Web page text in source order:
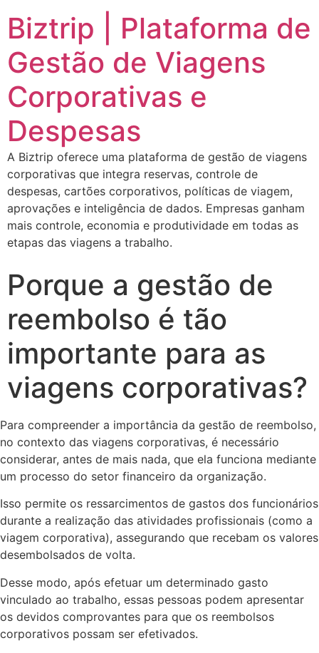
Biztrip | Plataforma de
Gestão de Viagens
Corporativas e
Despesas
A Biztrip oferece uma plataforma de gestão de viagens
corporativas que integra reservas, controle de
despesas, cartões corporativos, políticas de viagem,
aprovações e inteligência de dados. Empresas ganham
mais controle, economia e produtividade em todas as
etapas das viagens a trabalho.
Porque a gestão de
reembolso é tão
importante para as
viagens corporativas?
Para compreender a importância da gestão de reembolso,
no contexto das viagens corporativas, é necessário
considerar, antes de mais nada, que ela funciona mediante
um processo do setor financeiro da organização.
Isso permite os ressarcimentos de gastos dos funcionários
durante a realização das atividades profissionais (como a
viagem corporativa), assegurando que recebam os valores
desembolsados de volta.
Desse modo, após efetuar um determinado gasto
vinculado ao trabalho, essas pessoas podem apresentar
os devidos comprovantes para que os reembolsos
corporativos possam ser efetivados.